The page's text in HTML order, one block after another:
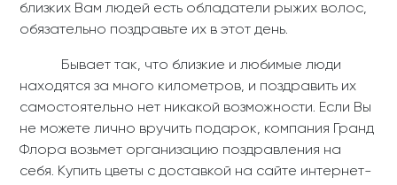
близких Вам людей есть обладатели рыжих волос,
обязательно поздравьте их в этот день.
Бывает так, что близкие и любимые люди
находятся за много километров, и поздравить их
самостоятельно нет никакой возможности. Если Вы
не можете лично вручить подарок, компания Гранд
Флора возьмет организацию поздравления на
себя. Купить цветы с доставкой на сайте интернет-